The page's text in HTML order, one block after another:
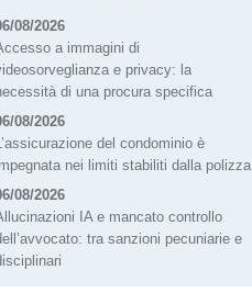
08/2026
a immagini di
e privacy: la
di una procura specifica
08/2026
del condominio è
nei limiti stabiliti dalla polizza
08/2026
IA e mancato controllo
tra sanzioni pecuniarie e